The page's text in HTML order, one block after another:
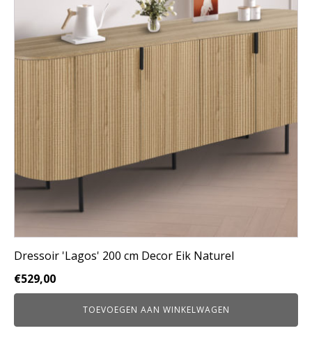
Dressoir 'Lagos' 200 cm Decor Eik Naturel
€529,00
TOEVOEGEN AAN WINKELWAGEN